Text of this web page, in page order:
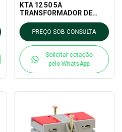
KTA 12 50 5A
TRANSFORMADOR DE
CORRENTE KRON
MEDIDORES
PREÇO SOB CONSULTA
Solicitar cotação
pelo WhatsApp